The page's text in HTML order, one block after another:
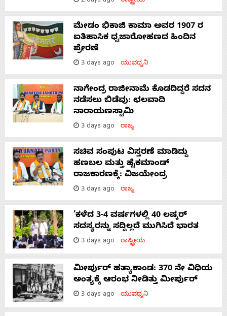
ಮೇಡಂ ಭಿಕಾಜಿ ಕಾಮಾ ಅವರ 1907 ರ
ಐತಿಹಾಸಿಕ ಧ್ವಜಾರೋಹಣದ ಹಿಂದಿನ
ಪ್ರೇರಣೆ
3 days ago ಯುವಧ್ವನಿ
ನಾಗೇಂದ್ರ ರಾಜೀನಾಮೆ ಕೊಡದಿದ್ದರೆ ಸದನ
ನಡೆಸಲು ಬಿಡೆವು: ಛಲವಾದಿ
ನಾರಾಯಣಸ್ವಾಮಿ
3 days ago ರಾಜ್ಯ
ಸಚಿವ ಸಂಪುಟ ವಿಸ್ತರಣೆ ಮಾಡಿದ್ದು
ಹಣಬಲ ಮತ್ತು ಹೈಕಮಾಂಡ್
ರಾಜಕಾರಣಕ್ಕೆ: ವಿಜಯೇಂದ್ರ
3 days ago ರಾಜ್ಯ
‘ಕಳೆದ 3-4 ವರ್ಷಗಳಲ್ಲಿ 40 ಲಷ್ಕರ್
ಸದಸ್ಯರನ್ನು ಸದ್ದಿಲ್ಲದೆ ಮುಗಿಸಿದೆ ಭಾರತ
3 days ago ರಾಷ್ಟ್ರೀಯ
ಮೀರ್ಪುರ್ ಹತ್ಯಾಕಾಂಡ: 370 ನೇ ವಿಧಿಯ
ಅಂತ್ಯಕ್ಕೆ ಆರಂಭ ನೀಡಿತ್ತು ಮೀರ್ಪುರ್
3 days ago ಯುವಧ್ವನಿ